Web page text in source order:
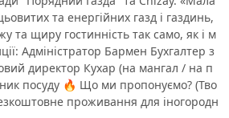
та енергійних газд і газдинь,
та щиру гостинність так само, як і м
Адміністратор Бармен Бухгалтер з
директор Кухар (на мангал / на п
посуду 🔥 Що ми пропонуємо? (Тво
проживання для іногородн